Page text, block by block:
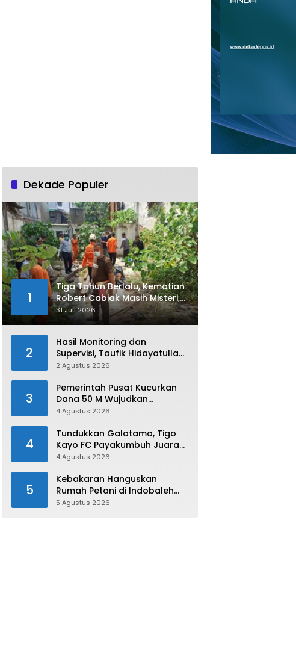
Dekade Populer
1
Tiga Tahun Berlalu, Kematian
Robert Cabiak Masih Misteri,
AKBP. Irwan : Jadi Atensi Kita
31 Juli 2026
2
Hasil Monitoring dan
Supervisi, Taufik Hidayatullah:
Limapuluh Kota Siap Kirimkan
Porprov Sumbar 2026
2 Agustus 2026
3
Pemerintah Pusat Kucurkan
Dana 50 M Wujudkan
Swasembada dan Ketahanan
4 Agustus 2026
4
Tundukkan Galatama, Tigo
Kayo FC Payakumbuh Juara
Piala Walikota Payakumbuh
4 Agustus 2026
5
Kebakaran Hanguskan
Rumah Petani di Indobaleh
Timur
5 Agustus 2026